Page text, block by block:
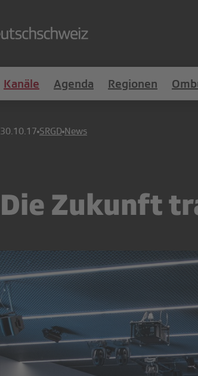
Kanäle Agenda Regionen
30.10.17 SRGD News
Die Zukunft